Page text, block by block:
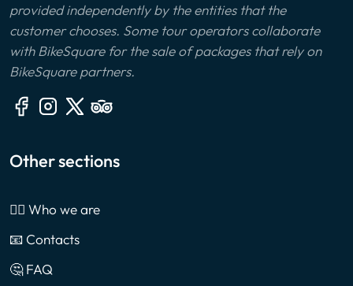
provided independently by the entities that the
customer chooses. Some tour operators collaborate
with BikeSquare for the sale of packages that rely on
BikeSquare partners.
Other sections
🙎‍♂️ Who we are
📧 Contacts
🤔 FAQ